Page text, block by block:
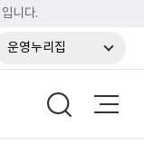
니다.
운영누리집